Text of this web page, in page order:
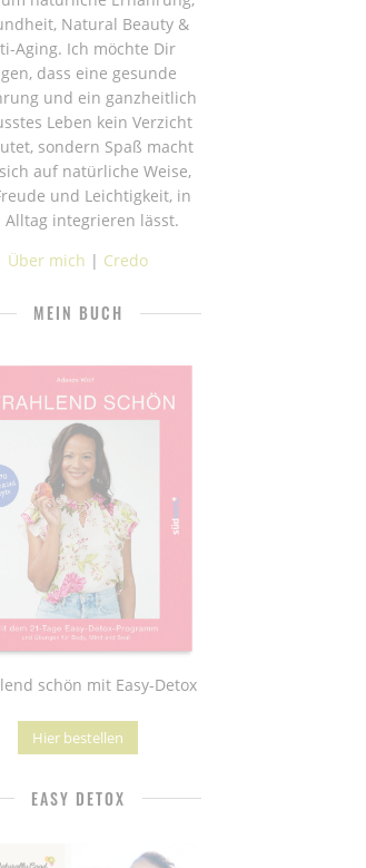
Natural Beauty &
Aging. Ich möchte Dir
dass eine gesunde
und ein ganzheitlich
Leben kein Verzicht
sondern Spaß macht
auf natürliche Weise,
und Leichtigkeit, in
Alltag integrieren lässt.
Über mich | Credo
MEIN BUCH
schön mit Easy-Detox
Hier bestellen
EASY DETOX